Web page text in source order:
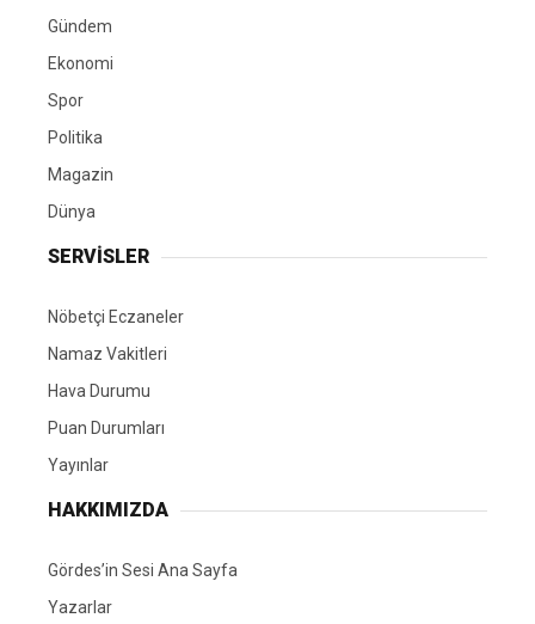
Gündem
Ekonomi
Spor
Politika
Magazin
Dünya
SERVİSLER
Nöbetçi Eczaneler
Namaz Vakitleri
Hava Durumu
Puan Durumları
Yayınlar
HAKKIMIZDA
Gördes’in Sesi Ana Sayfa
Yazarlar